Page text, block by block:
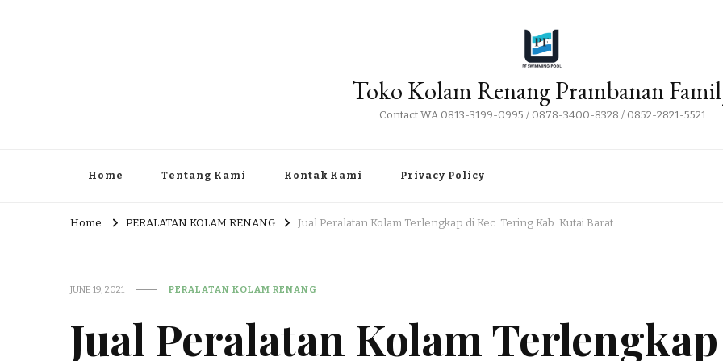
Toko Kolam Renang Prambanan
Contact WA 0813-3199-0995 / 0878-3400-8328 / 0852-2821-5521
Home Tentang Kami Kontak Kami Privacy Policy
Home PERALATAN KOLAM RENANG Jual Peralatan Kolam Terlengkap di Kec. Tering Kab. Kutai Barat
JUNE 19, 2021 PERALATAN KOLAM RENANG
Jual Peralatan Kolam Terlengkap